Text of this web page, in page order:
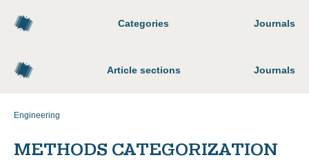
Categories Journals
Article sections Journals
Engineering
METHODS CATEGORIZATION